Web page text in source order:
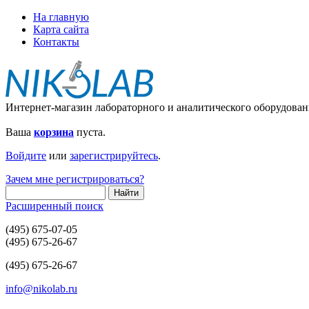
На главную
Карта сайта
Контакты
Интернет-магазин лабораторного и аналитического
Ваша корзина пуста.
Войдите или зарегистрируйтесь.
Зачем мне регистрироваться?
Расширенный поиск
(495) 675-07-05
(495) 675-26-67
(495) 675-26-67
info@nikolab.ru